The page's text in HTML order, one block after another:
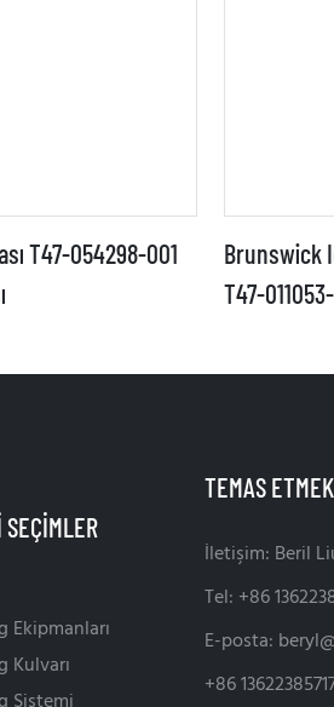
T47-054298-001
Brunswick
T47-
FAVORI SEÇIMLER
Ekipmanları
Kulvarı
TEMAS ETMEK
İletişim: Beril
Tel: +86
E-posta:
+86